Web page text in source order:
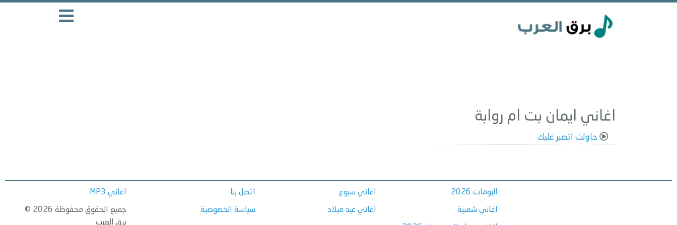
اغاني ايمان بت ام روابة
حاولت اتصبر عليك
البومات 2026
اغاني شعبية
اغاني سبوع
اغاني عيد ميلاد
اتصل بنا
سياسة الخصوصية
اغاني MP3
جميع الحقوق محفوظة 2026 ©
برق العرب